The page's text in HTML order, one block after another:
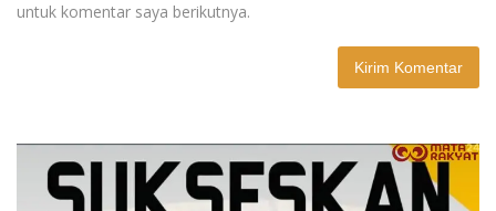
untuk komentar saya berikutnya.